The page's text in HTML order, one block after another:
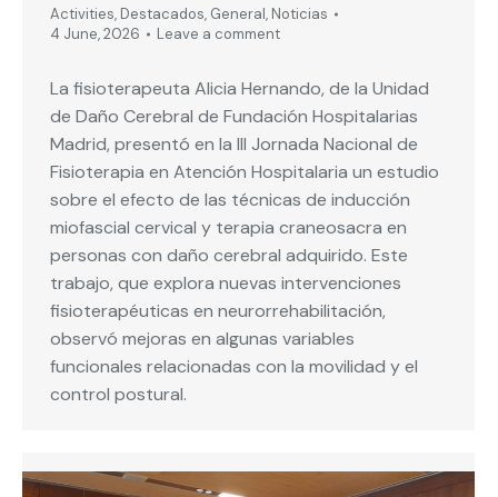
Activities, Destacados, General, Noticias
4 June, 2026
Leave a comment
La fisioterapeuta Alicia Hernando, de la Unidad
de Daño Cerebral de Fundación Hospitalarias
Madrid, presentó en la III Jornada Nacional de
Fisioterapia en Atención Hospitalaria un estudio
sobre el efecto de las técnicas de inducción
miofascial cervical y terapia craneosacra en
personas con daño cerebral adquirido. Este
trabajo, que explora nuevas intervenciones
fisioterapéuticas en neurorrehabilitación,
observó mejoras en algunas variables
funcionales relacionadas con la movilidad y el
control postural.